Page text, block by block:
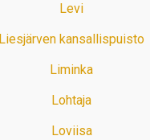
Levi
Liesjärven kansallispuisto
Liminka
Lohtaja
Loviisa